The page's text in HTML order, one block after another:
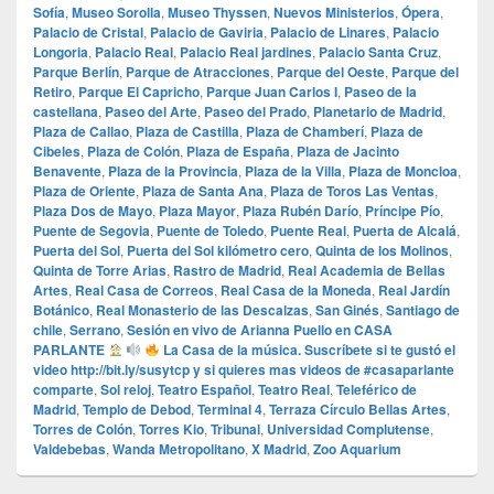
Sofía, Museo Sorolla, Museo Thyssen, Nuevos Ministerios, Ópera,
Palacio de Cristal, Palacio de Gaviria, Palacio de Linares, Palacio
Longoria, Palacio Real, Palacio Real jardines, Palacio Santa Cruz,
Parque Berlín, Parque de Atracciones, Parque del Oeste, Parque del
Retiro, Parque El Capricho, Parque Juan Carlos I, Paseo de la
castellana, Paseo del Arte, Paseo del Prado, Planetario de Madrid,
Plaza de Callao, Plaza de Castilla, Plaza de Chamberí, Plaza de
Cibeles, Plaza de Colón, Plaza de España, Plaza de Jacinto
Benavente, Plaza de la Provincia, Plaza de la Villa, Plaza de Moncloa,
Plaza de Oriente, Plaza de Santa Ana, Plaza de Toros Las Ventas,
Plaza Dos de Mayo, Plaza Mayor, Plaza Rubén Darío, Príncipe Pío,
Puente de Segovia, Puente de Toledo, Puente Real, Puerta de Alcalá,
Puerta del Sol, Puerta del Sol kilómetro cero, Quinta de los Molinos,
Quinta de Torre Arias, Rastro de Madrid, Real Academia de Bellas
Artes, Real Casa de Correos, Real Casa de la Moneda, Real Jardín
Botánico, Real Monasterio de las Descalzas, San Ginés, Santiago de
chile, Serrano, Sesión en vivo de Arianna Puello en CASA
PARLANTE
La Casa de la música. Suscríbete si te gustó el
video http://bit.ly/susytcp y si quieres mas videos de #casaparlante
comparte, Sol reloj, Teatro Español, Teatro Real, Teleférico de
Madrid, Templo de Debod, Terminal 4, Terraza Círculo Bellas Artes,
Torres de Colón, Torres Kio, Tribunal, Universidad Complutense,
Valdebebas, Wanda Metropolitano, X Madrid, Zoo Aquarium